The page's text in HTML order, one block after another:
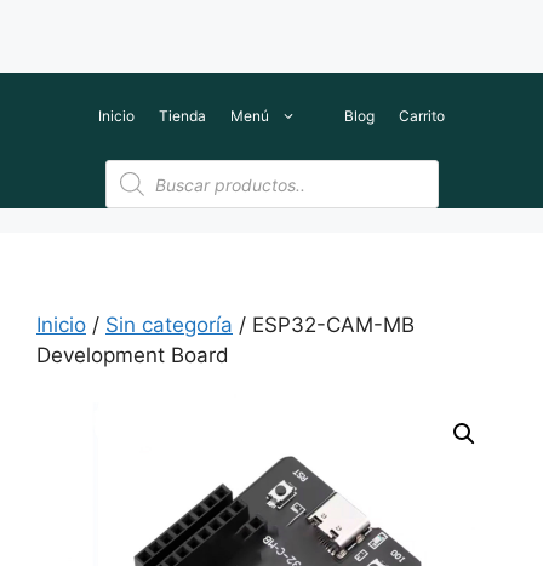
Inicio Tienda Menú Blog Carrito
Búsqueda
de
productos
Inicio / Sin categoría / ESP32-CAM-MB
Development Board